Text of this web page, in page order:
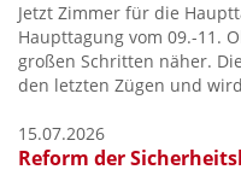
Jetzt Zimmer für die
Haupttagung vom 09.-11.
großen Schritten näher.
den letzten Zügen und
15.07.2026
Reform der